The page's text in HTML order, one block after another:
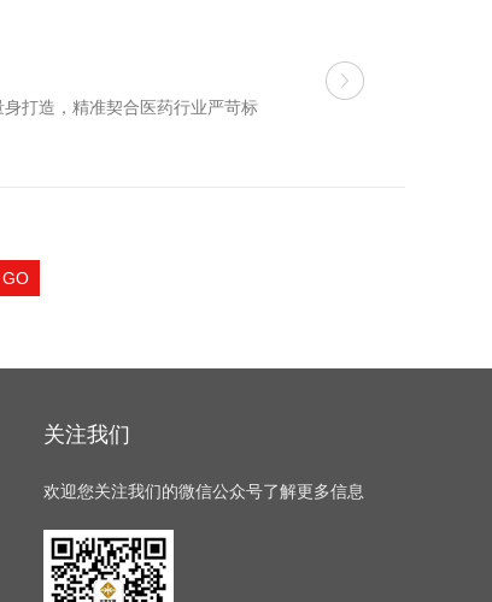
打造，精准契合医药行业严苛标
关注我们
欢迎您关注我们的微信公众号了解更多信息